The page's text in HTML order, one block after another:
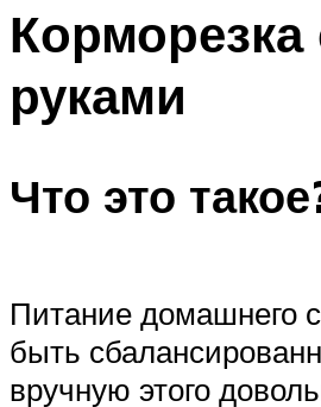
руками
Что это
Питание домашнего
быть
вручную этого